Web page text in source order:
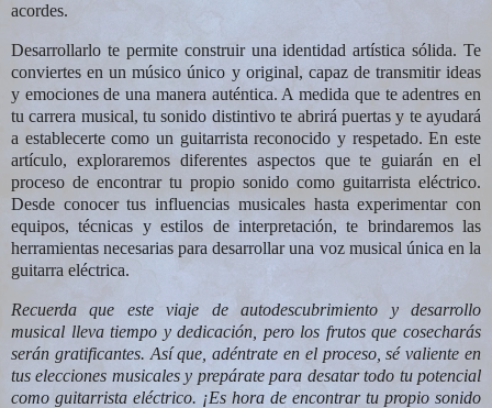
acordes.
Desarrollarlo te permite construir una identidad artística sólida. Te
conviertes en un músico único y original, capaz de transmitir ideas
y emociones de una manera auténtica. A medida que te adentres en
tu carrera musical, tu sonido distintivo te abrirá puertas y te ayudará
a establecerte como un guitarrista reconocido y respetado. En este
artículo, exploraremos diferentes aspectos que te guiarán en el
proceso de encontrar tu propio sonido como guitarrista eléctrico.
Desde conocer tus influencias musicales hasta experimentar con
equipos, técnicas y estilos de interpretación, te brindaremos las
herramientas necesarias para desarrollar una voz musical única en la
guitarra eléctrica.
Recuerda que este viaje de autodescubrimiento y desarrollo
musical lleva tiempo y dedicación, pero los frutos que cosecharás
serán gratificantes. Así que, adéntrate en el proceso, sé valiente en
tus elecciones musicales y prepárate para desatar todo tu potencial
como guitarrista eléctrico. ¡Es hora de encontrar tu propio sonido